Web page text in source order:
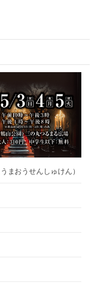
まおうせんしゅけん）